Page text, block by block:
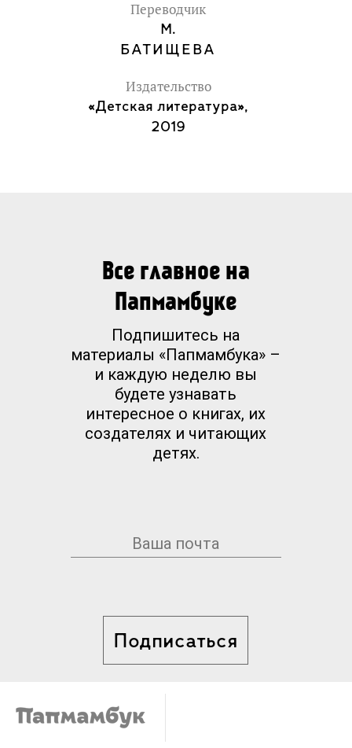
Переводчик
М.
БАТИЩЕВА
Издательство
«Детская литература»,
2019
Все главное на
Папмамбуке
Подпишитесь на
материалы «Папмамбука» –
и каждую неделю вы
будете узнавать
интересное о книгах, их
создателях и читающих
детях.
Подписаться